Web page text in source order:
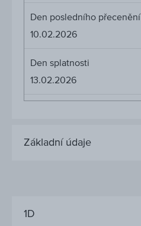
Den posledního přecenění
10.02.2026
Den splatnosti
13.02.2026
Základní údaje
1D